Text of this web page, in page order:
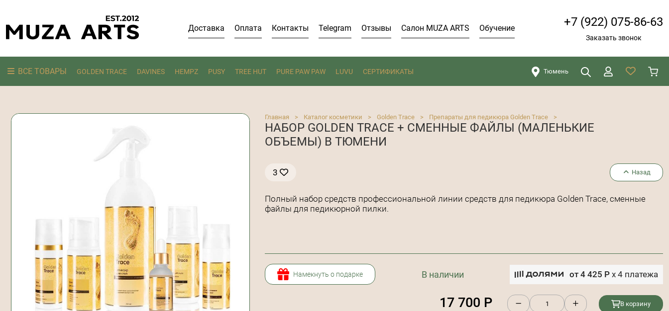
Доставка Оплата Контакты Telegram Отзывы Салон MUZA ARTS Обучение +7 (922) 075-86-63
Заказать звонок
ВСЕ ТОВАРЫ GOLDEN TRACE DAVINES HEMPZ PUSY TREE HUT PURE PAW PAW LUVU СЕРТИФИКАТЫ Тюмень
Главная
> Каталог косметики > Golden Trace > Препараты для педикюра Golden Trace >
НАБОР GOLDEN TRACE + СМЕННЫЕ ФАЙЛЫ (МАЛЕНЬКИЕ
ОБЪЕМЫ) В ТЮМЕНИ
3 Назад
Полный набор средств профессиональной линии средств для педикюра Golden Trace, сменные
файлы для педикюрной пилки.
Намекнуть о подарке В наличии от 4 425 Р x 4 платежа
17 700 Р В корзину